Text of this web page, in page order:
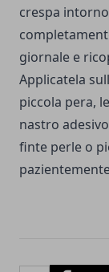
crespa
giornale e
Applicatela
piccola pera,
nastro
finte perle o